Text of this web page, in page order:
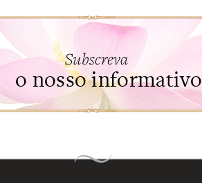
Subscreva
o nosso informativo